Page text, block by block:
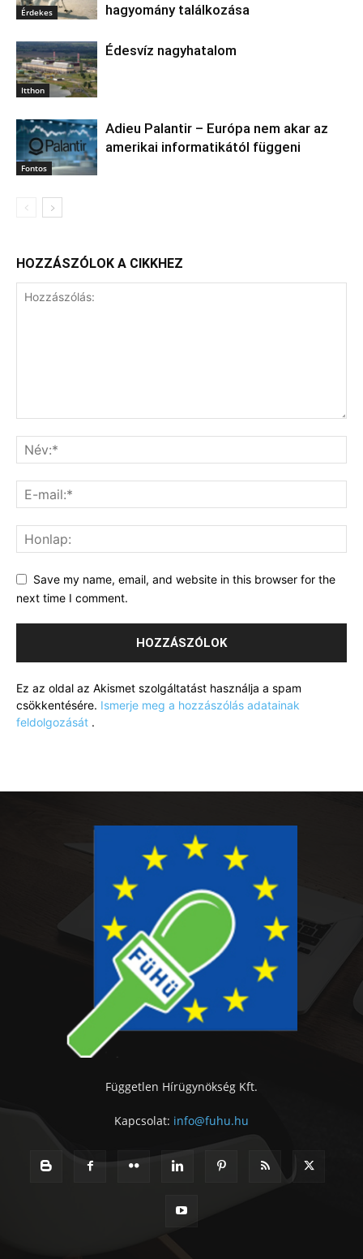
Érdekes
hagyomány találkozása
Itthon
Édesvíz nagyhatalom
Fontos
Adieu Palantir – Európa nem akar az
amerikai informatikától függeni
HOZZÁSZÓLOK A CIKKHEZ
Save my name, email, and website in this browser for the
next time I comment.
Ez az oldal az Akismet szolgáltatást használja a spam
csökkentésére. Ismerje meg a hozzászólás adatainak
feldolgozását .
Független Hírügynökség Kft.
Kapcsolat: info@fuhu.hu